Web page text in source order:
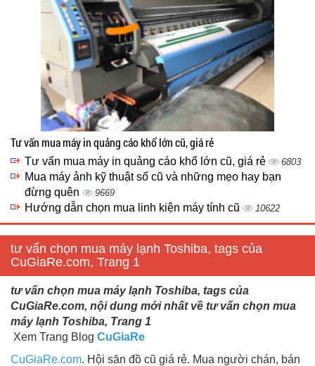
Tư vấn mua máy in quảng cáo khổ lớn cũ, giá rẻ
Tư vấn mua máy in quảng cáo khổ lớn cũ, giá rẻ 6803
Mua máy ảnh kỹ thuật số cũ và những mẹo hay bạn
đừng quên
9669
Hướng dẫn chọn mua linh kiện máy tính cũ 10622
tư vấn chọn mua máy lạnh Toshiba, tags của
CuGiaRe.com, Trang 1
tư vấn chọn mua máy lạnh Toshiba, tags của
CuGiaRe.com, nội dung mới nhất về tư vấn chọn mua
máy lạnh Toshiba, Trang 1
Xem Trang Blog CuGiaRe
CuGiaRe.com. Hội săn đồ cũ giá rẻ. Mua người chán, bán